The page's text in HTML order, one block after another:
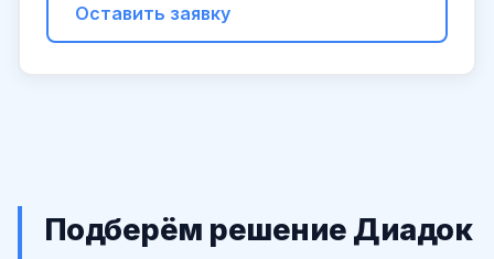
Оставить заявку
Подберём решение Диадок